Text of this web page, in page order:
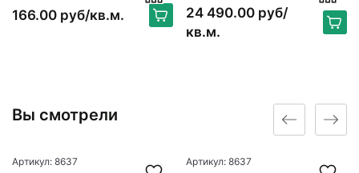
166.00 руб/кв.м.
ORIGINAL LW15, БЕЛЫЙ
24 490.00 руб/
кв.м.
Вы смотрели
Артикул: 8637 Артикул: 8637